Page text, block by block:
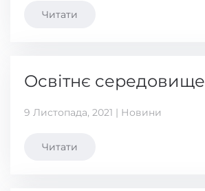
Читати
Освітнє середовище
9 Листопада, 2021 | Новини
Читати